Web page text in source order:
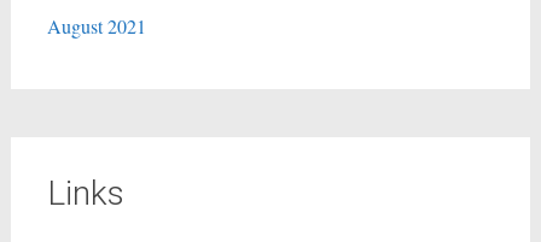
August 2021
Links